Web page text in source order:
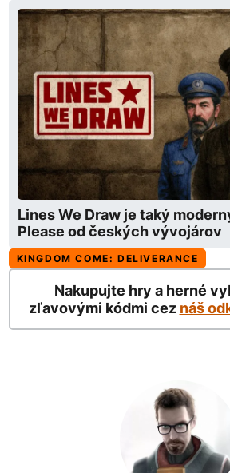
Lines We Draw je taký
Please od českých vývojárov
KINGDOM COME: DELIVERANCE
Nakupujte hry a herné
zľavovými kódmi cez náš